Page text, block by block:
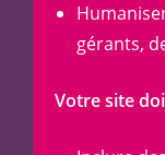
gérants,
Votre site